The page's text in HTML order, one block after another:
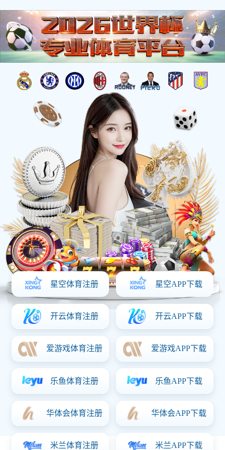
当前位置：首页 >有美味 > 水产品系列 >泡鱿鱼（孜然味）
泡鱿鱼（孜然味）
热
量：684千焦/100克
储藏方法：阴凉，避光，防潮，勿压